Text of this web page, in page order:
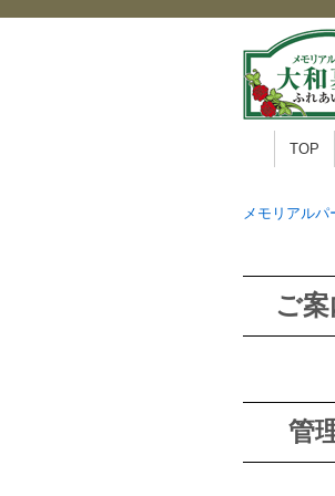
TOP
メモリアル
ご
管